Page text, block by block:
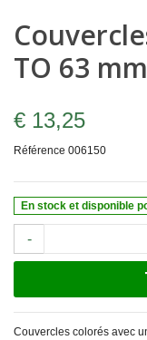
TO 63
€ 13,25
Référence 006150
En stock et disponible
-
Couvercles colorés avec